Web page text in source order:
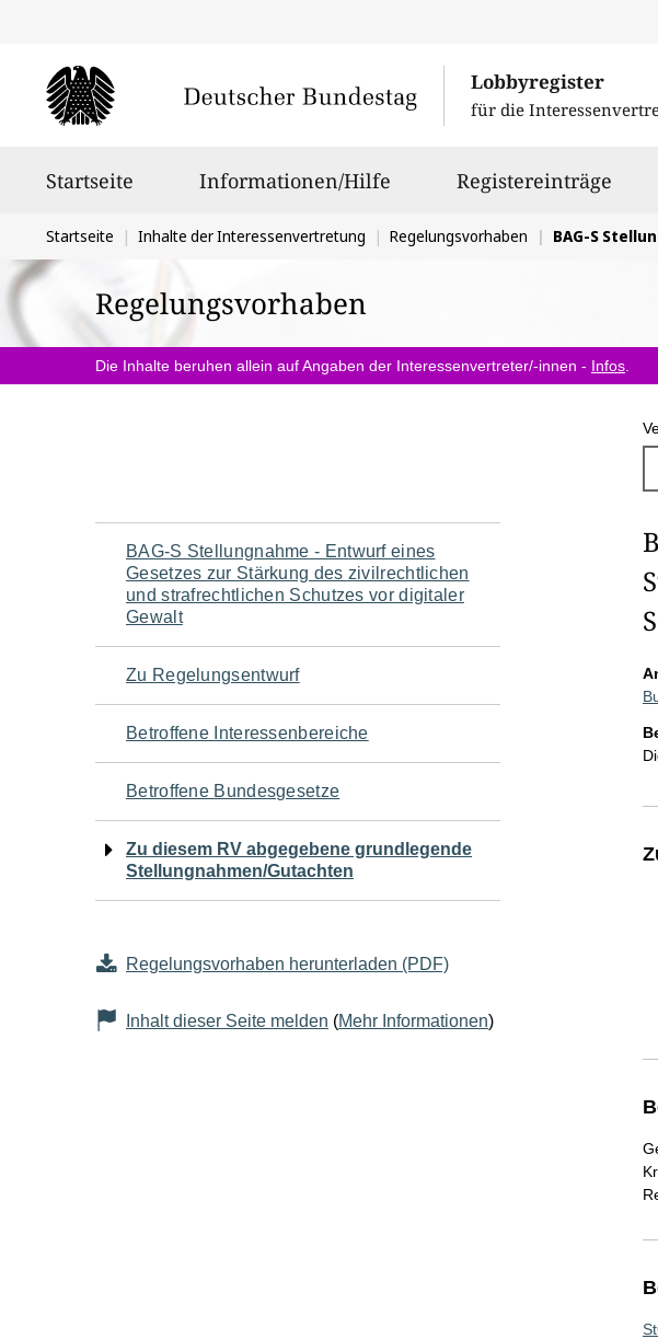
Lobbyregister
für die
Startseite Informationen/Hilfe Registereinträge
Sie
befinden
sich
hier:
Startseite Inhalte der Interessenvertretung Regelungsvorhaben BAG-S Stellungnahme - Entwurf eines
Regelungsvorhaben
Die Inhalte beruhen allein auf Angaben der Interessenvertreter/-innen - Infos
Navigation
für
den
Seiteninhalt
BAG-S Stellungnahme - Entwurf eines
Gesetzes zur Stärkung des zivilrechtlichen
und strafrechtlichen Schutzes vor digitaler
Gewalt
Zu Regelungsentwurf
Betroffene Interessenbereiche
Betroffene Bundesgesetze
Zu diesem RV abgegebene grundlegende
Stellungnahmen/Gutachten
Regelungsvorhaben herunterladen (PDF)
Inhalt dieser Seite melden (Mehr Informationen)